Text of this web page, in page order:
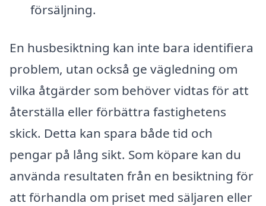
försäljning.
En husbesiktning kan inte bara identifiera
problem, utan också ge vägledning om
vilka åtgärder som behöver vidtas för att
återställa eller förbättra fastighetens
skick. Detta kan spara både tid och
pengar på lång sikt. Som köpare kan du
använda resultaten från en besiktning för
att förhandla om priset med säljaren eller